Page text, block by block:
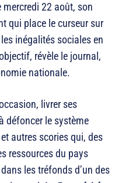
22 août, son
qui place le curseur sur
inégalités sociales en
révèle le journal,
nationale.
livrer ses
défoncer le système
autres scories qui, des
ressources du pays
les tréfonds d’un des